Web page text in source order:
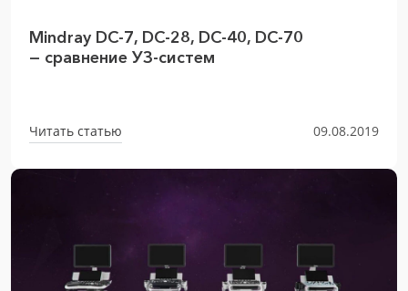
Mindray DC-7, DC-28, DC-40, DC-70
— сравнение УЗ-систем
09.08.2019
Читать статью